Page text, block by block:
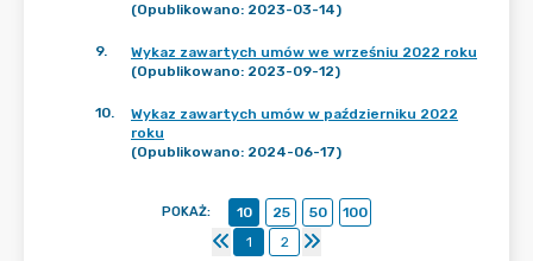
(Opublikowano: 2023-03-14)
9.
Wykaz zawartych umów we wrześniu 2022 roku
(Opublikowano: 2023-09-12)
10.
Wykaz zawartych umów w październiku 2022
roku
(Opublikowano: 2024-06-17)
POKAŻ: 10 25 50
100
1
2